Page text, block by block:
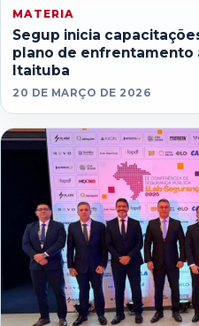
MATERIA
Segup inicia
plano de enfrentamento
Itaituba
20 DE MARÇO DE 2026